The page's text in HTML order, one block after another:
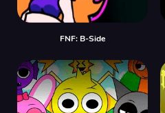
FNF: B-Side